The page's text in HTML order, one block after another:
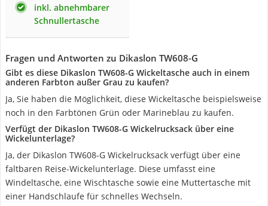
inkl. abnehmbarer
Schnullertasche
Fragen und Antworten zu Dikaslon TW608-G
Gibt es diese Dikaslon TW608-G Wickeltasche auch in einem
anderen Farbton außer Grau zu kaufen?
Ja, Sie haben die Möglichkeit, diese Wickeltasche beispielsweise
noch in den Farbtönen Grün oder Marineblau zu kaufen.
Verfügt der Dikaslon TW608-G Wickelrucksack über eine
Wickelunterlage?
Ja, der Dikaslon TW608-G Wickelrucksack verfügt über eine
faltbaren Reise-Wickelunterlage. Diese umfasst eine
Windeltasche, eine Wischtasche sowie eine Muttertasche mit
einer Handschlaufe für schnelles Wechseln.